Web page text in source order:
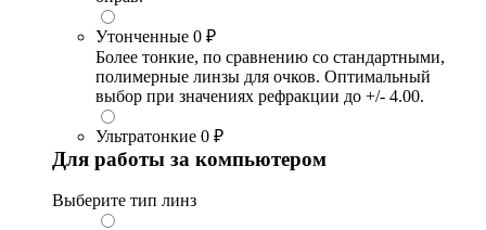
Утонченные 0 ₽
Более тонкие, по сравнению со стандартными,
полимерные линзы для очков. Оптимальный
выбор при значениях рефракции до +/- 4.00.
Ультратонкие 0 ₽
Для работы за компьютером
Выберите тип линз